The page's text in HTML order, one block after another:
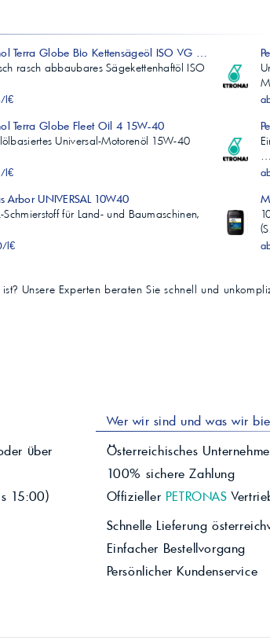
Terra Globe Bio Kettensägeöl ISO VG 100
rasch abbaubares Sägekettenhaftöl ISO
l€
Terra Globe Fleet Oil 4 15W-40
Universal-Motorenöl 15W-40
l€
…
Arbor UNIVERSAL 10W40
Schmierstoff für Land- und Baumaschinen,
l€
Unsere Experten beraten Sie schnell und
über
15:00)
Wer wir sind und was wir
Österreichisches
100% sichere Zahlung
Offizieller PETRONAS
Schnelle Lieferung
Einfacher Bestellvorgang
Persönlicher Kundenservice